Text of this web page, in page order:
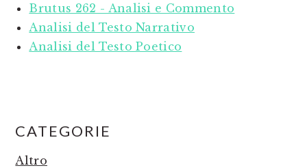
Brutus 262 - Analisi e Commento
Analisi del Testo Narrativo
Analisi del Testo Poetico
SIDEBAR
CATEGORIE
Altro